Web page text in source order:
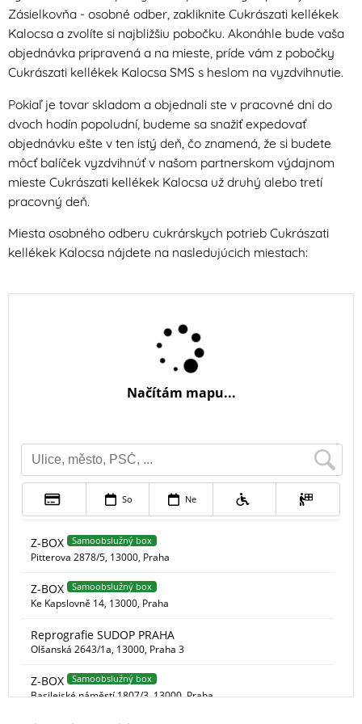
Zásielkovňa - osobné odber, zakliknite Cukrászati kellékek
Kalocsa a zvolíte si najbližšiu pobočku. Akonáhle bude vaša
objednávka pripravená a na mieste, príde vám z pobočky
Cukrászati kellékek Kalocsa SMS s heslom na vyzdvihnutie.
Pokiaľ je tovar skladom a objednali ste v pracovné dni do
dvoch hodín popoludní, budeme sa snažiť expedovať
objednávku ešte v ten istý deň, čo znamená, že si budete
môcť balíček vyzdvihnúť v našom partnerskom výdajnom
mieste Cukrászati kellékek Kalocsa už druhý alebo tretí
pracovný deň.
Miesta osobného odberu cukrárskych potrieb Cukrászati
kellékek Kalocsa nájdete na nasledujúcich miestach: